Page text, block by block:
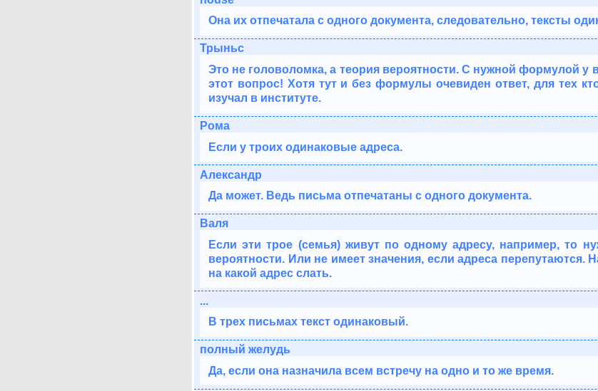
Она их отпечатала с одного документа, следовательно, тексты
Трыньс
Это не головоломка, а теория вероятности. С нужной формулой у
этот вопрос! Хотя тут и без формулы очевиден ответ, для тех
изучал в институте.
Рома
Если у троих одинаковые адреса.
Александр
Да может. Ведь письма отпечатаны с одного документа.
Валя
Если эти трое (семья) живут по одному адресу, например, то
вероятности. Или не имеет значения, если адреса перепутаются.
на какой адрес слать.
...
В трех письмах текст одинаковый.
полный желудь
Да, если она назначила всем встречу на одно и то же время.